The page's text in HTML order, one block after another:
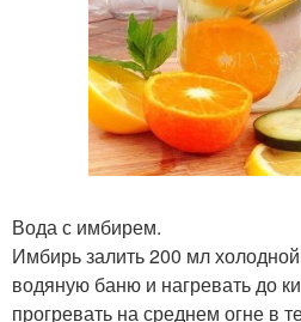
Вода с имбирем.
Имбирь залить 200 мл
водяную баню и нагревать до
прогревать на среднем огне в